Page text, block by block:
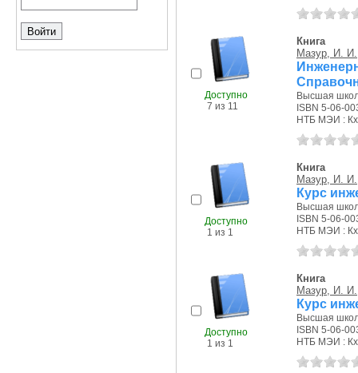
Доступно
7 из 11
Книга
Мазур, И. И.
Высшая
ISBN 5-06-
НТБ МЭИ :
Доступно
1 из 1
Книга
Мазур, И. И.
Курс
Высшая
ISBN 5-06-
НТБ МЭИ : Кх
Доступно
1 из 1
Книга
Мазур, И. И.
Курс
Высшая
ISBN 5-06-
НТБ МЭИ : Кх